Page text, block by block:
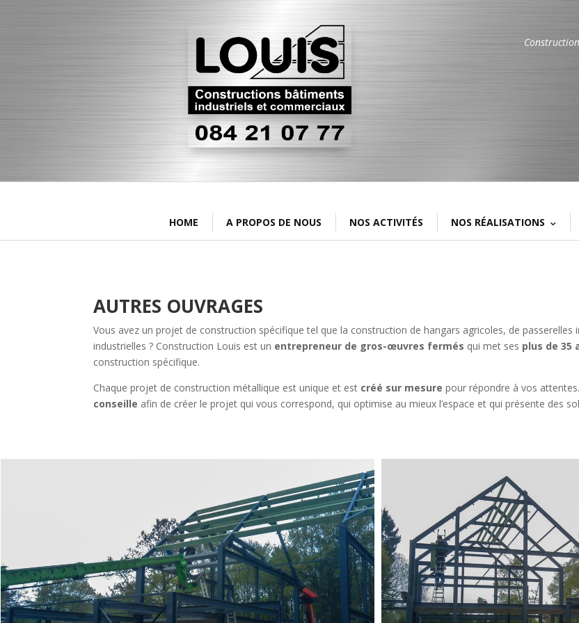
HOME A PROPOS DE NOUS NOS ACTIVITÉS NOS RÉALISATIONS
AUTRES OUVRAGES
Vous avez un projet de construction spécifique tel que la construction de hangars agricoles, de
industrielles ? Construction Louis est un entrepreneur de gros-œuvres fermés qui met ses plus de 35
construction spécifique.
Chaque projet de construction métallique est unique et est créé sur mesurepour répondre à vos
conseille afin de créer le projet qui vous correspond, qui optimise au mieux l’espace et qui présente des